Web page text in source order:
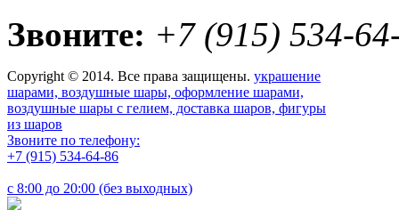
Звоните: +7 (915) 534-
Copyright © 2014. Все права защищены. украшение
шарами, воздушные шары, оформление шарами,
воздушные шары с гелием, доставка шаров, фигуры
из шаров
Звоните по телефону:
+7 (915) 534-64-86
с 8:00 до 20:00 (без выходных)